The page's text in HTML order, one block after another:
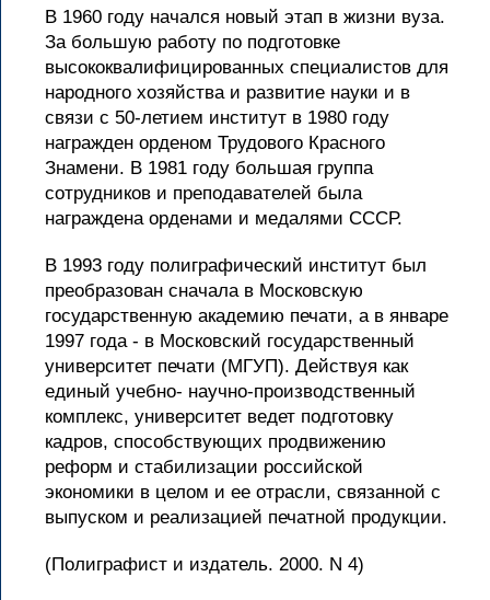
В 1960 году начался новый этап в жизни вуза.
За большую работу по подготовке
высококвалифицированных специалистов для
народного хозяйства и развитие науки и в
связи с 50-летием институт в 1980 году
награжден орденом Трудового Красного
Знамени. В 1981 году большая группа
сотрудников и преподавателей была
награждена орденами и медалями СССР.
В 1993 году полиграфический институт был
преобразован сначала в Московскую
государственную академию печати, а в январе
1997 года - в Московский государственный
университет печати (МГУП). Действуя как
единый учебно- научно-производственный
комплекс, университет ведет подготовку
кадров, способствующих продвижению
реформ и стабилизации российской
экономики в целом и ее отрасли, связанной с
выпуском и реализацией печатной продукции.
(Полиграфист и издатель. 2000. N 4)